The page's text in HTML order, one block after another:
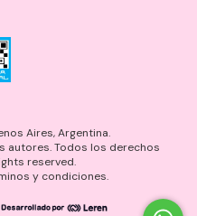
Aires, Argentina.
autores. Todos los derechos
reserved.
y condiciones.